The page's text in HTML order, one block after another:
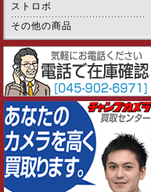
ストロボ
その他の商品